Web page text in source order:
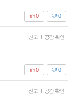
0
0
신고 | 공감 확인
0
0
신고 | 공감 확인